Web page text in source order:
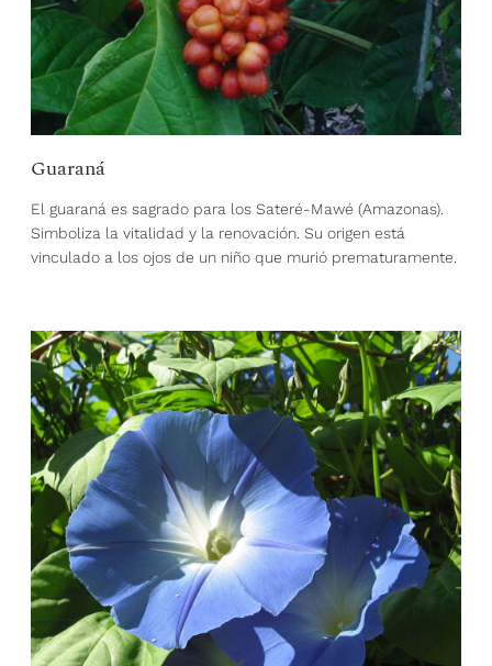
Guaraná
El guaraná es sagrado para los Sateré-Mawé (Amazonas).
Simboliza la vitalidad y la renovación. Su origen está
vinculado a los ojos de un niño que murió prematuramente.